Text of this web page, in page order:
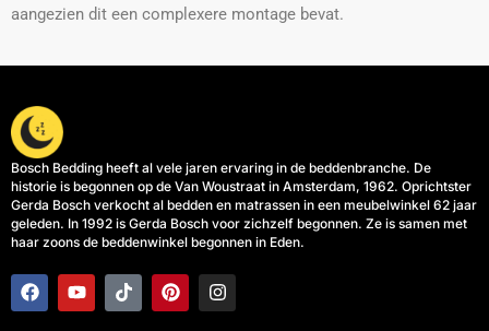
aangezien dit een complexere montage bevat.
Bosch Bedding heeft al vele jaren ervaring in de beddenbranche. De
historie is begonnen op de Van Woustraat in Amsterdam, 1962. Oprichtster
Gerda Bosch verkocht al bedden en matrassen in een meubelwinkel 62 jaar
geleden. In 1992 is Gerda Bosch voor zichzelf begonnen. Ze is samen met
haar zoons de beddenwinkel begonnen in Eden.
F
a
c
Y
o
u
T
i
k
P
i
n
I
n
s